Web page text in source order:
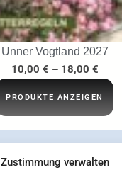
Zustimmung verwalten
…ins Netz gegangen
29,95€
IN DEN WARENKORB